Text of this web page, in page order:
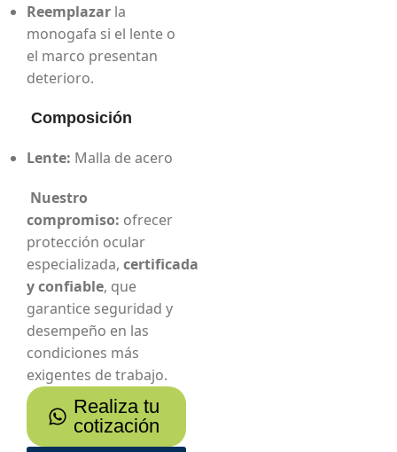
Reemplazar la
monogafa si el lente o
el marco presentan
deterioro.
Composición
Lente: Malla de acero
Nuestro
compromiso: ofrecer
protección ocular
especializada, certificada
y confiable, que
garantice seguridad y
desempeño en las
condiciones más
exigentes de trabajo.
Realiza tu
cotización